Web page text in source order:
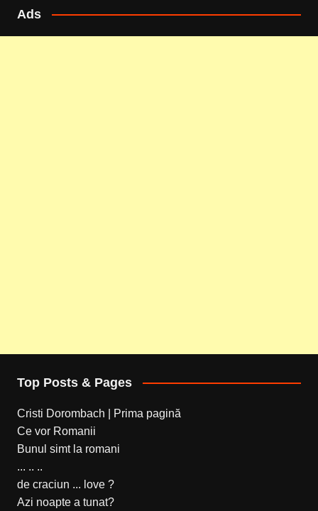
Ads
Top Posts & Pages
Cristi Dorombach | Prima pagină
Ce vor Romanii
Bunul simt la romani
... .. ..
de craciun ... love ?
Azi noapte a tunat?